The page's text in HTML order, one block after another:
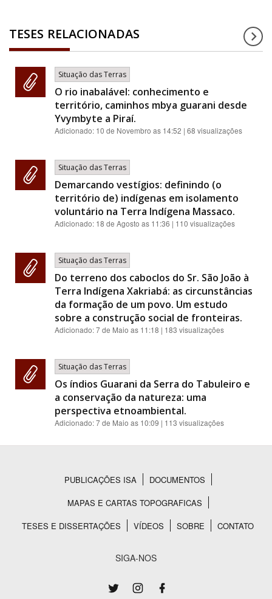
TESES RELACIONADAS
Situação das Terras
O rio inabalável: conhecimento e
território, caminhos mbya guarani desde
Yvymbyte a Piraí.
Adicionado: 10 de Novembro as 14:52 | 68 visualizações
Situação das Terras
Demarcando vestígios: definindo (o
território de) indígenas em isolamento
voluntário na Terra Indígena Massaco.
Adicionado: 18 de Agosto as 11:36 | 110 visualizações
Situação das Terras
Do terreno dos caboclos do Sr. São João à
Terra Indígena Xakriabá: as circunstâncias
da formação de um povo. Um estudo
sobre a construção social de fronteiras.
Adicionado:7 de Maio as 11:18 | 183 visualizações
Situação das Terras
Os índios Guarani da Serra do Tabuleiro e
a conservação da natureza: uma
perspectiva etnoambiental.
Adicionado:7 de Maio as 10:09 | 113 visualizações
Rodapé
PUBLICAÇÕES ISA
DOCUMENTOS
MAPAS E CARTAS TOPOGRAFICAS
TESES E DISSERTAÇÕES
VÍDEOS SOBRE CONTATO
SIGA-NOS